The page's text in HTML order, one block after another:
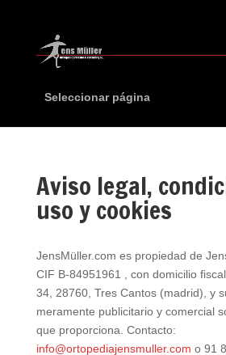
Seleccionar página
Aviso legal,
uso y cookies
JensMüller.com es propiedad de
CIF B-84951961 , con domicilio
34, 28760, Tres Cantos (madrid), y
meramente publicitario y comercial
que proporciona. Contacto:
info@ortopediajensmuller.com o 91